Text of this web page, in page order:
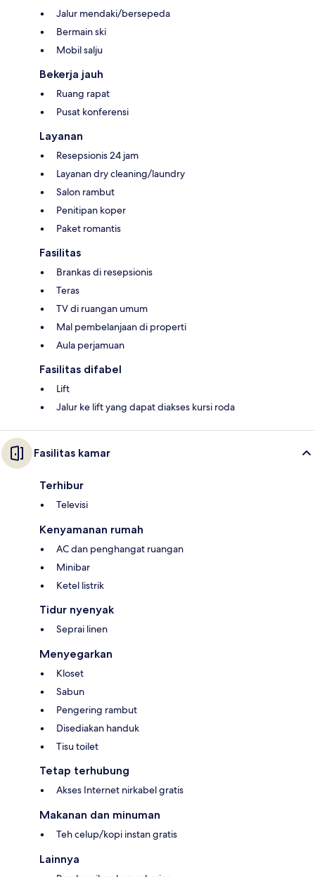
Jalur mendaki/bersepeda
Bermain ski
Mobil salju
Bekerja jauh
Ruang rapat
Pusat konferensi
Layanan
Resepsionis 24 jam
Layanan dry cleaning/laundry
Salon rambut
Penitipan koper
Paket romantis
Fasilitas
Brankas di resepsionis
Teras
TV di ruangan umum
Mal pembelanjaan di properti
Aula perjamuan
Fasilitas difabel
Lift
Jalur ke lift yang dapat diakses kursi roda
Fasilitas kamar
Terhibur
Televisi
Kenyamanan rumah
AC dan penghangat ruangan
Minibar
Ketel listrik
Tidur nyenyak
Seprai linen
Menyegarkan
Kloset
Sabun
Pengering rambut
Disediakan handuk
Tisu toilet
Tetap terhubung
Akses Internet nirkabel gratis
Makanan dan minuman
Teh celup/kopi instan gratis
Lainnya